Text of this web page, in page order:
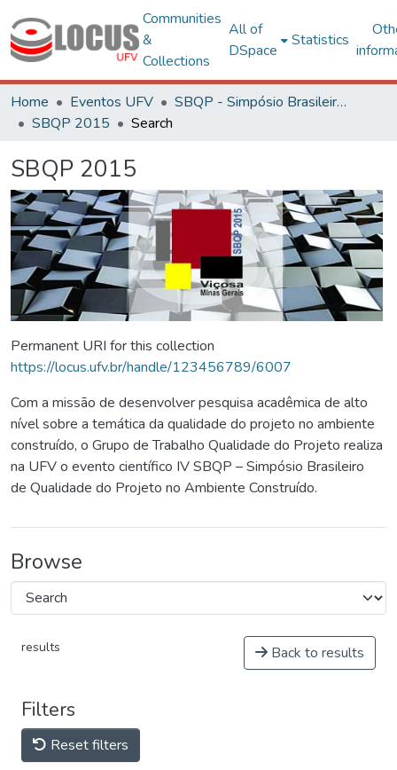
Communities
&
Collections
All of
DSpace
Statistics
Home Eventos UFV
SBQP - Simpósio Brasileiro de Qualidade do Projeto no Ambiente Construído
SBQP 2015
Search
SBQP 2015
Permanent URI for this collection
https://locus.ufv.br/handle/123456789/6007
Com a missão de desenvolver pesquisa acadêmica de alto
nível sobre a temática da qualidade do projeto no ambiente
construído, o Grupo de Trabalho Qualidade do Projeto realiza
na UFV o evento científico IV SBQP – Simpósio Brasileiro
de Qualidade do Projeto no Ambiente Construído.
Browse
results Back to results
Filters
Reset filters